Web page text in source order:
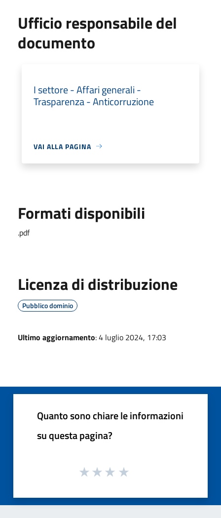
Ufficio responsabile del
documento
I settore - Affari generali -
Trasparenza - Anticorruzione
VAI ALLA PAGINA
Formati disponibili
.pdf
Licenza di distribuzione
Pubblico dominio
Ultimo aggiornamento: 4 luglio 2024, 17:03
Quanto sono chiare le informazioni
su questa pagina?